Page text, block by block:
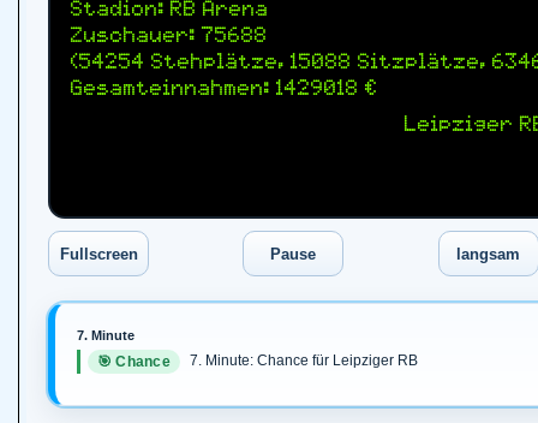
Stadion: RB Arena
Zuschauer: 75688
(54254 Stehplätze, 15088 Sitzplätze,
Gesamteinnahmen: 1429018 €
Leipziger
7. Minute
🎯 Chance 7. Minute: Chance für Leipziger RB